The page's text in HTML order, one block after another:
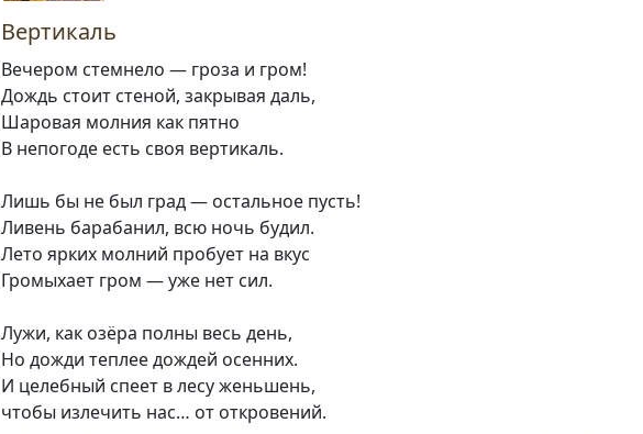
Вертикаль
Вечером стемнело — гроза и гром!
Дождь стоит стеной, закрывая даль,
Шаровая молния как пятно
В непогоде есть своя вертикаль.
Лишь бы не был град — остальное пусть!
Ливень барабанил, всю ночь будил.
Лето ярких молний пробует на вкус
Громыхает гром — уже нет сил.
Лужи, как озёра полны весь день,
Но дожди теплее дождей осенних.
И целебный спеет в лесу женьшень,
чтобы излечить нас… от откровений.